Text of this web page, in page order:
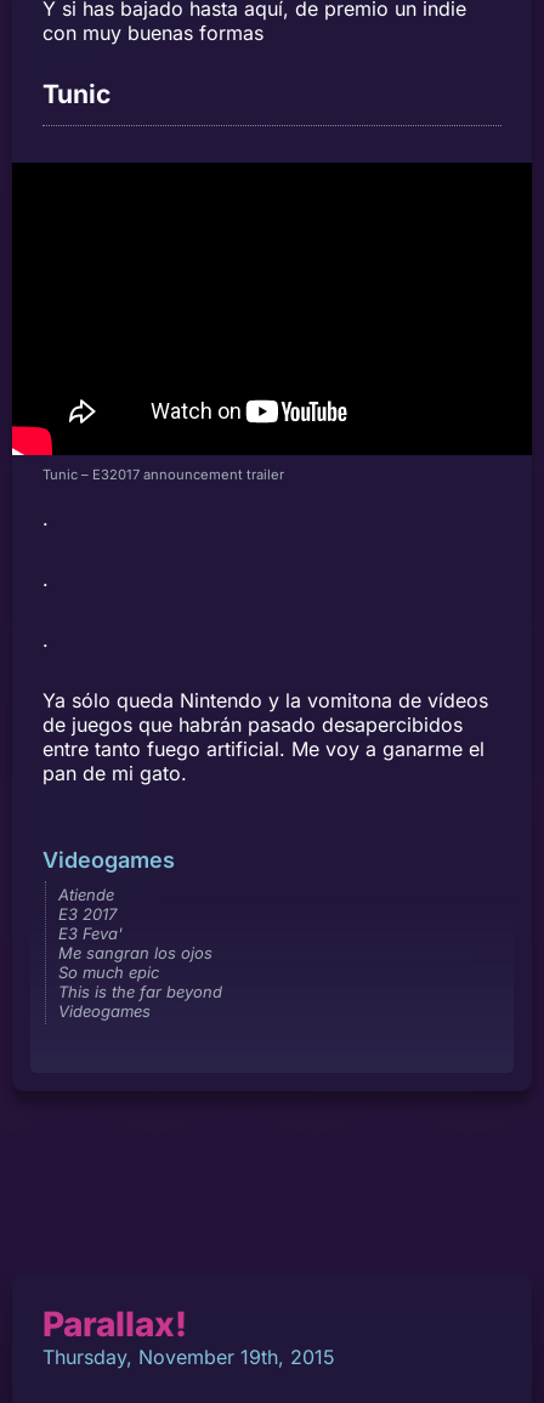
Y si has bajado hasta aquí, de premio un indie
con muy buenas formas
Tunic
Tunic – E32017 announcement trailer
.
.
.
Ya sólo queda Nintendo y la vomitona de vídeos
de juegos que habrán pasado desapercibidos
entre tanto fuego artificial. Me voy a ganarme el
pan de mi gato.
Videogames
Atiende
E3 2017
E3 Feva'
Me sangran los ojos
So much epic
This is the far beyond
Videogames
Parallax!
Thursday, November 19th, 2015